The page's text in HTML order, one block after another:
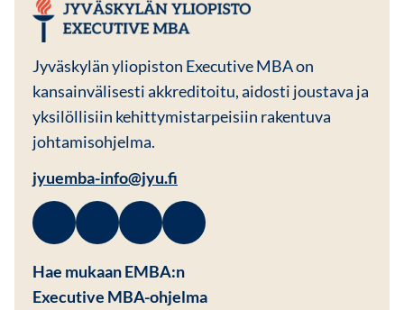
Jyväskylän yliopiston Executive MBA on
kansainvälisesti akkreditoitu, aidosti joustava ja
yksilöllisiin kehittymistarpeisiin rakentuva
johtamisohjelma.
jyuemba-info@jyu.fi
Facebook
Avautuu uuteen ikkunaan
Linkedin
Avautuu uuteen ikkunaan
Instagram
Avautuu uuteen ikkunaan
Youtube
Avautuu uuteen ikkunaan
Hae mukaan EMBA:n
Executive MBA-ohjelma